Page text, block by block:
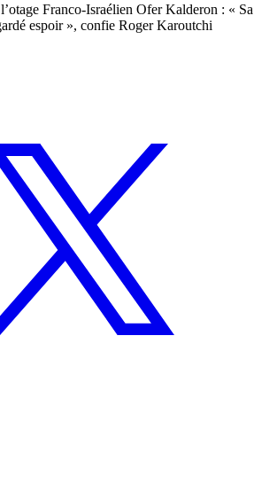
Franco-Israélien Ofer Kalderon : « Sa
espoir », confie Roger Karoutchi